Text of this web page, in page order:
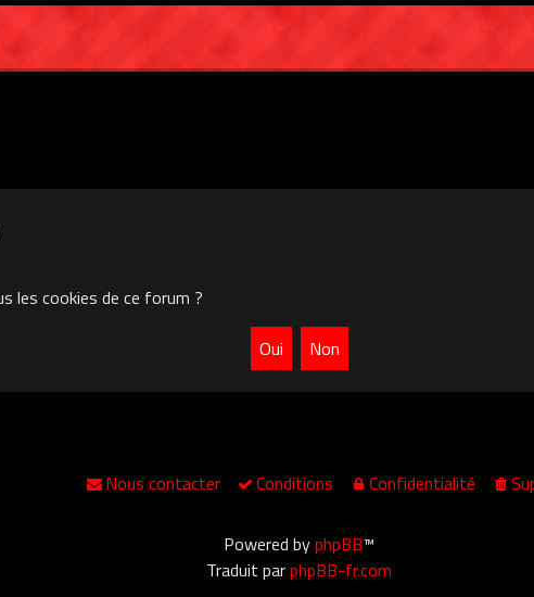
les cookies de ce forum ?
Confidentialité
Conditions
Nous contacter
Powered byphpBB™
Traduit parphpBB-fr.com